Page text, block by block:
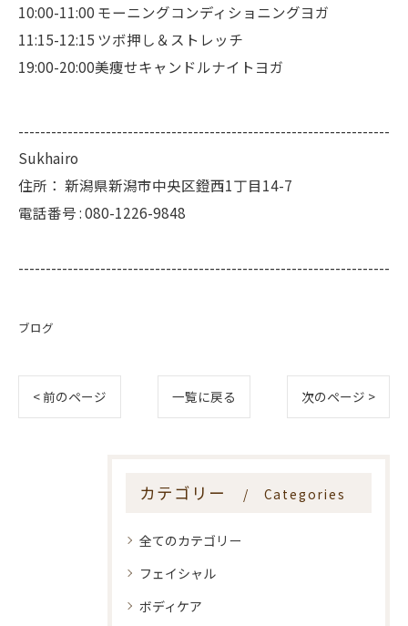
10:00-11:00 モーニングコンディショニングヨガ
11:15-12:15 ツボ押し＆ストレッチ
19:00-20:00美痩せキャンドルナイトヨガ
--------------------------------------------------------------------
Sukhairo
住所： 新潟県新潟市中央区鐙西1丁目14-7
電話番号 :080-1226-9848
--------------------------------------------------------------------
ブログ
< 前のページ 一覧に戻る 次のページ >
カテゴリー Categories
全てのカテゴリー
フェイシャル
ボディケア